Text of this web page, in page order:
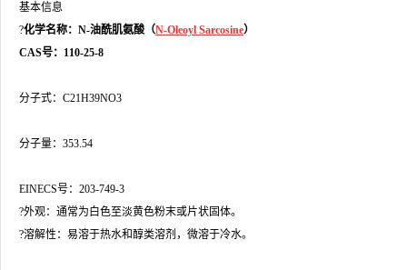
基本信息
?化学名称：N-油酰肌氨酸（N-Oleoyl Sarcosine）
CAS号：110-25-8
分子式：C21H39NO3
分子量：353.54
EINECS号：203-749-3
?外观：通常为白色至淡黄色粉末或片状固体。
?溶解性：易溶于热水和醇类溶剂，微溶于冷水。